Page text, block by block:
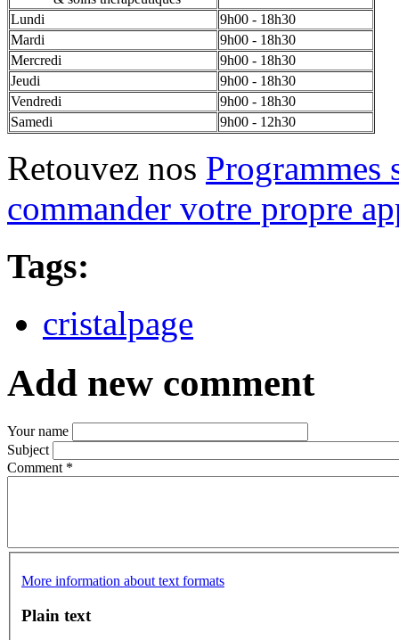
Lundi
9h00 - 18h30
Mardi
9h00 - 18h30
Mercredi
9h00 - 18h30
Jeudi
9h00 - 18h30
Vendredi
9h00 - 18h30
Samedi
9h00 - 12h30
Retouvez nos Programmes
commander votre propre
Tags:
cristalpage
Add new comment
Your name
Subject
Comment *
More information about text formats
Plain text